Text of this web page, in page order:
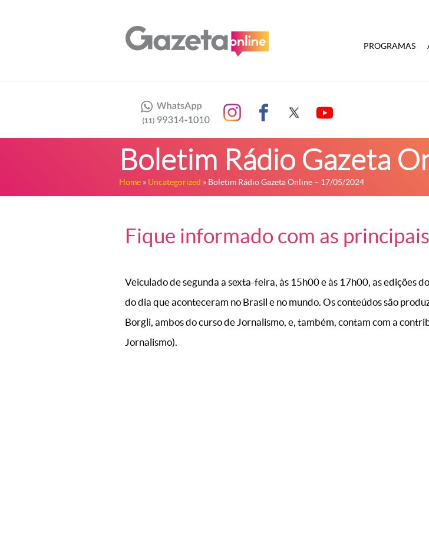
PROGRAMAS
Boletim Rádio Gazeta
Home » Uncategorized » Boletim Rádio Gazeta Online – 17/05/2024
Fique informado com as
Veiculado de segunda a sexta-feira, às 15h00 e às 17h00, as edições do
do dia que aconteceram no Brasil e no mundo. Os conteúdos são
Borgli, ambos do curso de Jornalismo, e, também, contam com a
Jornalismo).